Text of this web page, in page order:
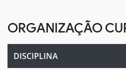
ORGANIZAÇÃO
DISCIPLINA